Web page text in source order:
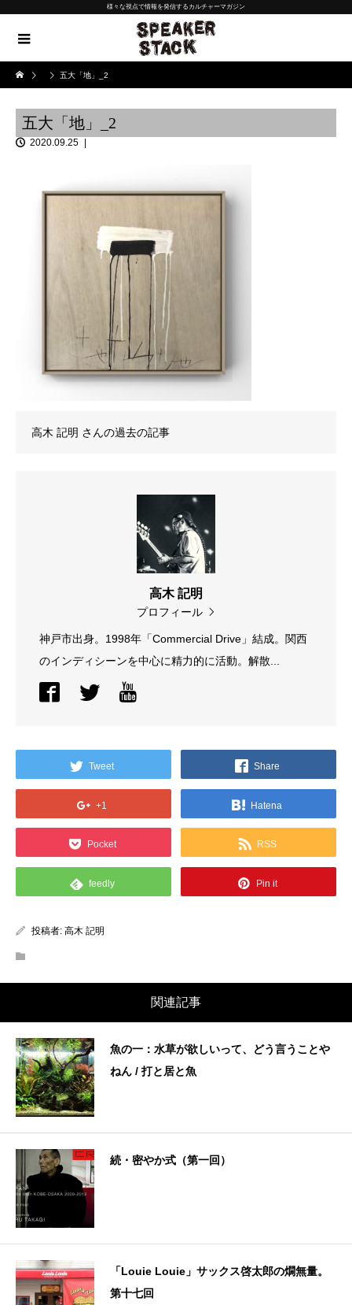
様々な視点で情報を発信するカルチャーマガジン
五大「地」_2
五大「地」_2
2020.09.25
高木 記明 さんの過去の記事
高木 記明
プロフィール
神戸市出身。1998年「Commercial Drive」結成。関西
のインディシーンを中心に精力的に活動。解散...
Tweet Share
+1 Hatena
Pocket RSS
feedly Pin it
投稿者: 高木 記明
関連記事
魚の一：水草が欲しいって、どう言うことや
ねん / 打と居と魚
続・密やか式（第一回）
「Louie Louie」サックス啓太郎の燗無量。
第十七回